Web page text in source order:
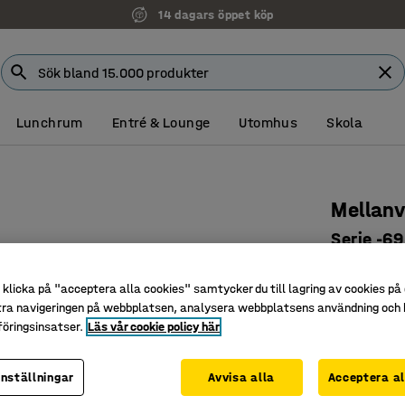
14 dagars öppet köp
Lunchrum Entré & Lounge Utomhus Skola
Serie -69
Längd (mm)
på "acceptera alla cookies" samtycker du till lagring av cookies på
navigeringen på webbplatsen, analysera webbplatsens användning
Läs vår cookie policy här
Avvisa alla Acceptera